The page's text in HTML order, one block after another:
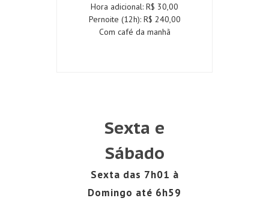
Hora adicional: R$ 30,00
Pernoite (12h): R$ 240,00
Com café da manhã
Sexta e
Sábado
Sexta das 7h01 à
Domingo até 6h59